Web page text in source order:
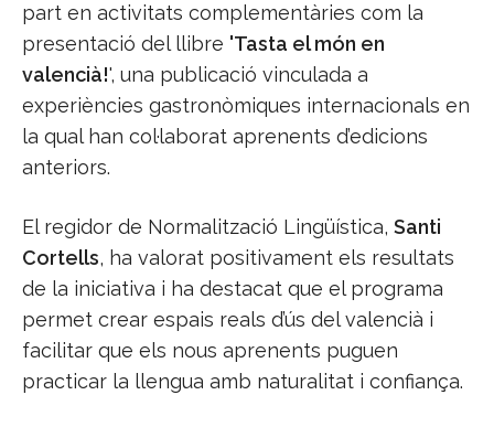
part en activitats complementàries com la
presentació del llibre 'Tasta el món en
valencià!', una publicació vinculada a
experiències gastronòmiques internacionals en
la qual han col·laborat aprenents d’edicions
anteriors.
El regidor de Normalització Lingüística, Santi
Cortells, ha valorat positivament els resultats
de la iniciativa i ha destacat que el programa
permet crear espais reals d’ús del valencià i
facilitar que els nous aprenents puguen
practicar la llengua amb naturalitat i confiança.